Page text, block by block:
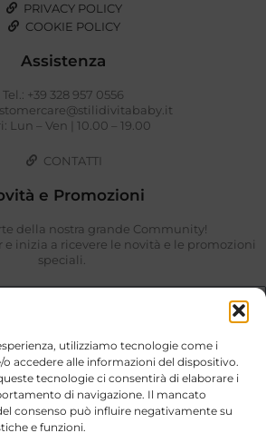
utilizziamo tecnologie come i
accedere alle informazioni del dispositivo.
tecnologie ci consentirà di elaborare i
di navigazione. Il mancato
consenso può influire negativamente su
e funzioni.
PRIVACY POLICY
COOKIE POLICY
Assistenza
Tel.: +39 328 957 0556
Lun – Ven | 10.00 – 19.00
CONTATTI
e Promozioni
della nostra grande Community!
e inizia a ricevere le novità e le promozioni
speciali.